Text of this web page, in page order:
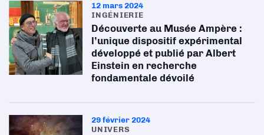
12 mars 2024
INGÉNIERIE
Découverte au Musée Ampère :
l’unique dispositif expérimental
développé et publié par Albert
Einstein en recherche
fondamentale dévoilé
29 février 2024
UNIVERS